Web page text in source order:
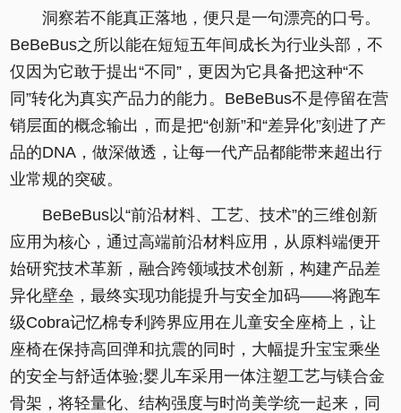
洞察若不能真正落地，便只是一句漂亮的口号。
BeBeBus之所以能在短短五年间成长为行业头部，不
仅因为它敢于提出“不同”，更因为它具备把这种“不
同”转化为真实产品力的能力。BeBeBus不是停留在营
销层面的概念输出，而是把“创新”和“差异化”刻进了产
品的DNA，做深做透，让每一代产品都能带来超出行
业常规的突破。
BeBeBus以“前沿材料、工艺、技术”的三维创新
应用为核心，通过高端前沿材料应用，从原料端便开
始研究技术革新，融合跨领域技术创新，构建产品差
异化壁垒，最终实现功能提升与安全加码——将跑车
级Cobra记忆棉专利跨界应用在儿童安全座椅上，让
座椅在保持高回弹和抗震的同时，大幅提升宝宝乘坐
的安全与舒适体验;婴儿车采用一体注塑工艺与镁合金
骨架，将轻量化、结构强度与时尚美学统一起来，同